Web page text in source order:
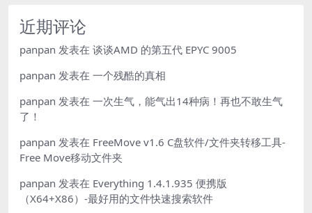
近期评论
panpan 发表在 谈谈AMD 的第五代 EPYC 9005
panpan 发表在 一个残酷的真相
panpan 发表在 一次生气，能气出14种病！再也不敢生气
了！
panpan 发表在 FreeMove v1.6 C盘软件/文件夹转移工具-
Free Move移动文件夹
panpan 发表在 Everything 1.4.1.935 便携版
（X64+X86）-最好用的文件快速搜索软件